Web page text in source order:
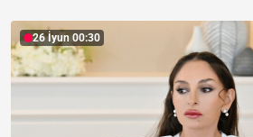
26 İyun 00:30